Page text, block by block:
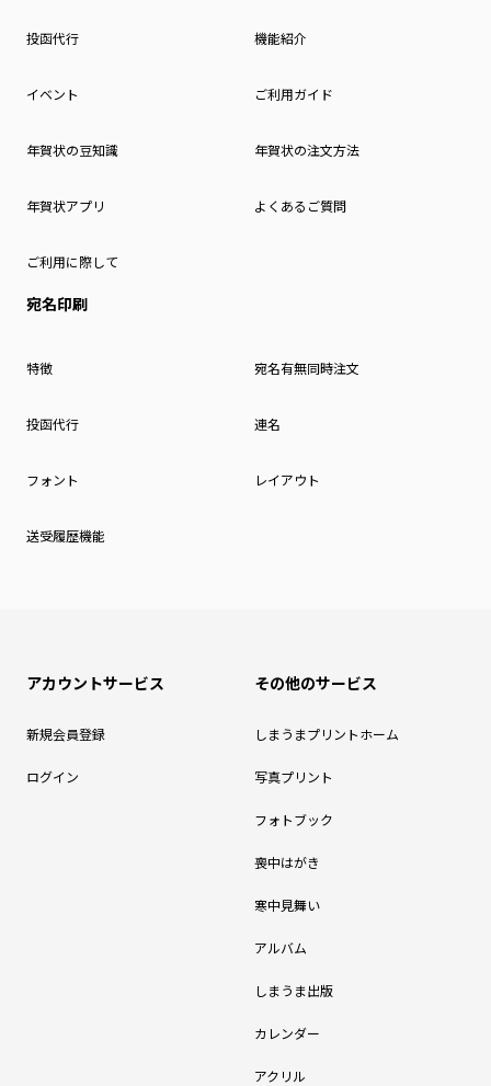
投函代行 機能紹介
イベント ご利用ガイド
年賀状の豆知識 年賀状の注文方法
年賀状アプリ よくあるご質問
ご利用に際して
宛名印刷
特徴 宛名有無同時注文
投函代行 連名
フォント レイアウト
送受履歴機能
アカウントサービス
新規会員登録
ログイン
その他のサービス
しまうまプリントホーム
写真プリント
フォトブック
喪中はがき
寒中見舞い
アルバム
しまうま出版
カレンダー
アクリル